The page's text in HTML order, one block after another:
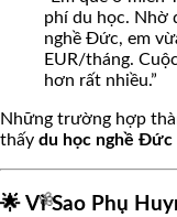
phí du học. Nhờ
nghề Đức, em
EUR/tháng.
hơn rất nhiều.”
Những trường hợp
thấy du học nghề Đức
🌟 Vì Sao Phụ